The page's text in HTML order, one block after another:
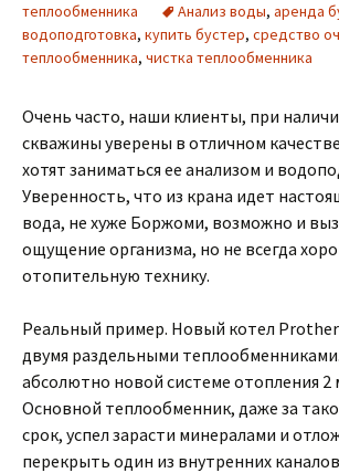
теплообменника
Анализ воды, аренда
водоподготовка, купить бустер, средство
теплообменника, чистка теплообменника
Очень часто, наши клиенты, при
скважины уверены в отличном
хотят заниматься ее анализом и
Уверенность, что из крана идет
вода, не хуже Боржоми, возможно и
ощущение организма, но не всегда
отопительную технику.
Реальный пример. Новый котел
двумя раздельными
абсолютно новой системе отопления 2
Основной теплообменник, даже за
срок, успел зарасти минералами и
перекрыть один из внутренних каналов